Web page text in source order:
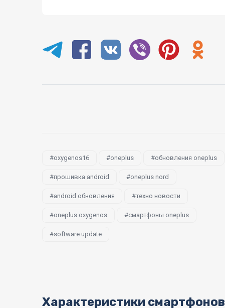
oxygenos16 oneplus обновления oneplus
прошивка android oneplus nord
android обновления техно новости
oneplus oxygenos смартфоны oneplus
software update
Характеристики смартфонов